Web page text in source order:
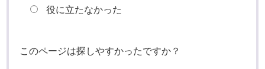
役に立たなかった
このページは探しやすかったですか？